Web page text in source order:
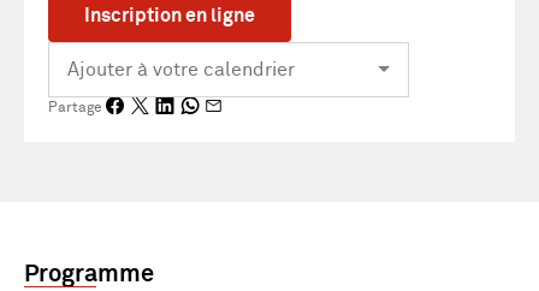
Inscription en ligne
Partage
Programme